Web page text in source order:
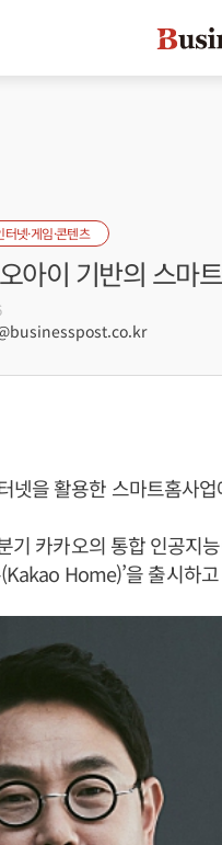
터넷·게임·콘텐츠
아이 기반의 스마
넷을 활용한 스마트홈사
기 카카오의 통합 인공지
Home)’을 출시하